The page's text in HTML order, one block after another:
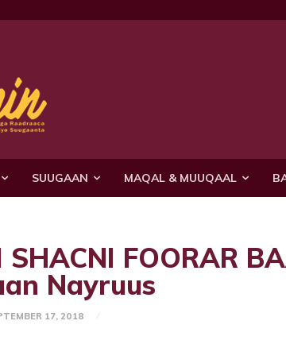
SUUGAAN MAQAL & MUUQAAL
FOORAR
Nayruus
17, 2018